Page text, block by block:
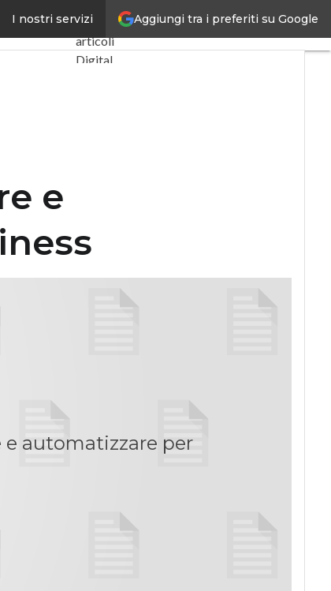
Aggiungi tra i preferiti su Google
I nostri servizi
businessUltimi
articoli
Digital
Intelligenza
e
automatizzare per